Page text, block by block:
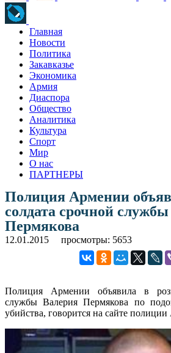
Главная
Новости
Политика
Закавказье
Экономика
Армия
Диаспора
Общество
Аналитика
Культура
Спорт
Мир
О нас
ПАРТНЕРЫ
Полиция Армении
солдата срочной
Пермякова
12.01.2015 просмотры: 5653
Полиция Армении объявила в
службы Валерия Пермякова по
убийства, говорится на сайте